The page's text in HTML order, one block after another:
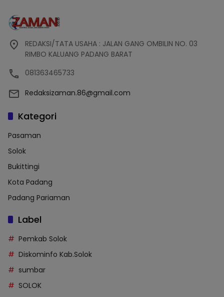
REDAKSI/TATA USAHA : JALAN GANG OMBILIN NO. 03
RIMBO KALUANG PADANG BARAT
081363465733
Redaksizaman.86@gmail.com
Kategori
Pasaman
Solok
Bukittingi
Kota Padang
Padang Pariaman
Label
Pemkab Solok
Diskominfo Kab.Solok
sumbar
SOLOK